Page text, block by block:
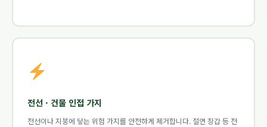
전선 · 건물 인접 가지
전선이나 지붕에 닿는 위험 가지를 안전하게 제거합니다. 절연 장갑 등 전